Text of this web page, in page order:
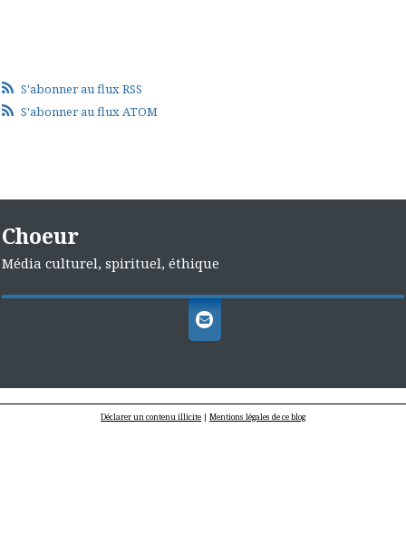
S'abonner au flux RSS
S'abonner au flux ATOM
Choeur
Média culturel, spirituel, éthique
Déclarer un contenu illicite | Mentions légales de ce blog